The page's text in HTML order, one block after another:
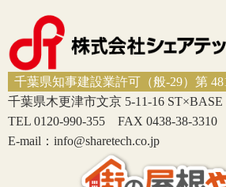
千葉県知事建設業許可（般-29）第
千葉県木更津市文京 5-11-16 ST×BASE
TEL 0120-990-355 FAX 0438-38-3310
E-mail：info@sharetech.co.jp